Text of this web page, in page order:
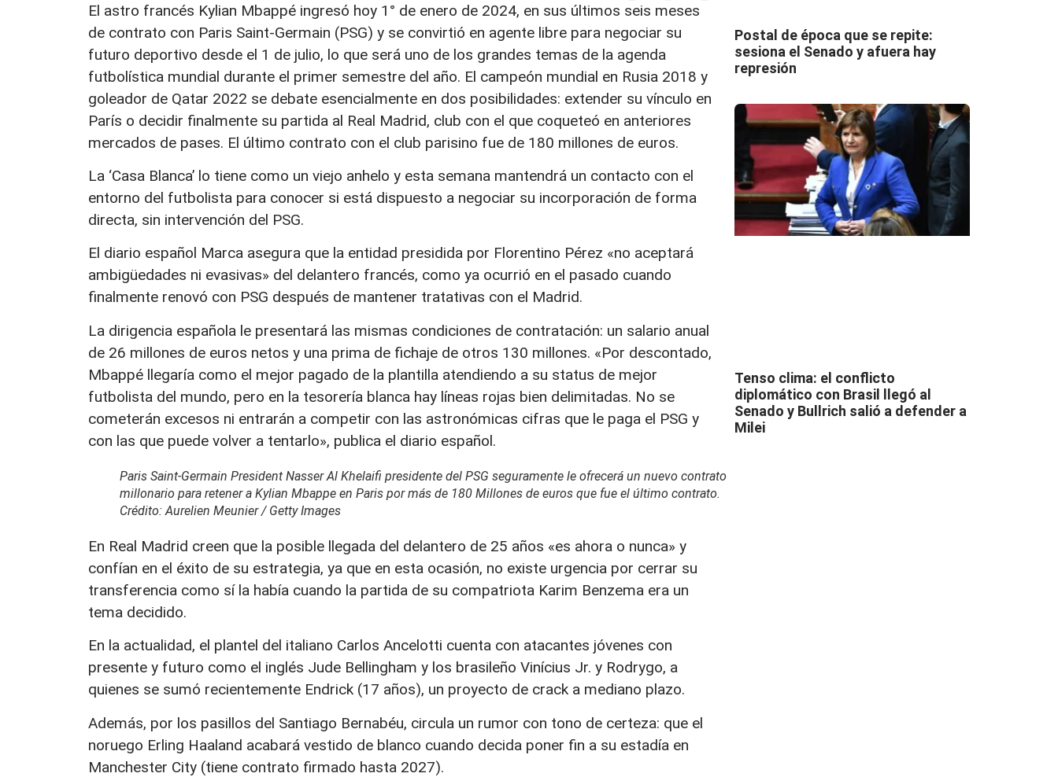
El astro francés Kylian Mbappé ingresó hoy 1° de enero de 2024, en sus últimos seis meses
de contrato con Paris Saint-Germain (PSG) y se convirtió en agente libre para negociar su
futuro deportivo desde el 1 de julio, lo que será uno de los grandes temas de la agenda
futbolística mundial durante el primer semestre del año. El campeón mundial en Rusia 2018 y
goleador de Qatar 2022 se debate esencialmente en dos posibilidades: extender su vínculo en
París o decidir finalmente su partida al Real Madrid, club con el que coqueteó en anteriores
mercados de pases. El último contrato con el club parisino fue de 180 millones de euros.
La ‘Casa Blanca’ lo tiene como un viejo anhelo y esta semana mantendrá un contacto con el
entorno del futbolista para conocer si está dispuesto a negociar su incorporación de forma
directa, sin intervención del PSG.
El diario español Marca asegura que la entidad presidida por Florentino Pérez «no aceptará
ambigüedades ni evasivas» del delantero francés, como ya ocurrió en el pasado cuando
finalmente renovó con PSG después de mantener tratativas con el Madrid.
La dirigencia española le presentará las mismas condiciones de contratación: un salario anual
de 26 millones de euros netos y una prima de fichaje de otros 130 millones. «Por descontado,
Mbappé llegaría como el mejor pagado de la plantilla atendiendo a su status de mejor
futbolista del mundo, pero en la tesorería blanca hay líneas rojas bien delimitadas. No se
cometerán excesos ni entrarán a competir con las astronómicas cifras que le paga el PSG y
con las que puede volver a tentarlo», publica el diario español.
Paris Saint-Germain President Nasser Al Khelaifi presidente del PSG seguramente le ofrecerá un nuevo contrato
millonario para retener a Kylian Mbappe en Paris por más de 180 Millones de euros que fue el último contrato.
Crédito: Aurelien Meunier / Getty Images
En Real Madrid creen que la posible llegada del delantero de 25 años «es ahora o nunca» y
confían en el éxito de su estrategia, ya que en esta ocasión, no existe urgencia por cerrar su
transferencia como sí la había cuando la partida de su compatriota Karim Benzema era un
tema decidido.
En la actualidad, el plantel del italiano Carlos Ancelotti cuenta con atacantes jóvenes con
presente y futuro como el inglés Jude Bellingham y los brasileño Vinícius Jr. y Rodrygo, a
quienes se sumó recientemente Endrick (17 años), un proyecto de crack a mediano plazo.
Además, por los pasillos del Santiago Bernabéu, circula un rumor con tono de certeza: que el
noruego Erling Haaland acabará vestido de blanco cuando decida poner fin a su estadía en
Manchester City (tiene contrato firmado hasta 2027).
Postal de época que se repite:
sesiona el Senado y afuera hay
represión
Tenso clima: el conflicto
diplomático con Brasil llegó al
Senado y Bullrich salió a defender a
Milei